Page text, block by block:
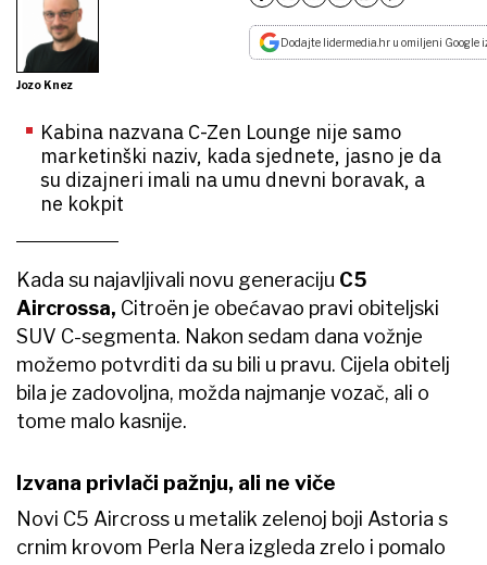
Jozo Knez
Dodajte lidermedia.hr u omiljeni Google
Kabina nazvana C-Zen Lounge nije samo
marketinški naziv, kada sjednete, jasno je da
su dizajneri imali na umu dnevni boravak, a
ne kokpit
Kada su najavljivali novu generaciju C5
Aircrossa, Citroën je obećavao pravi obiteljski
SUV C-segmenta. Nakon sedam dana vožnje
možemo potvrditi da su bili u pravu. Cijela obitelj
bila je zadovoljna, možda najmanje vozač, ali o
tome malo kasnije.
Izvana privlači pažnju, ali ne viče
Novi C5 Aircross u metalik zelenoj boji Astoria s
crnim krovom Perla Nera izgleda zrelo i pomalo